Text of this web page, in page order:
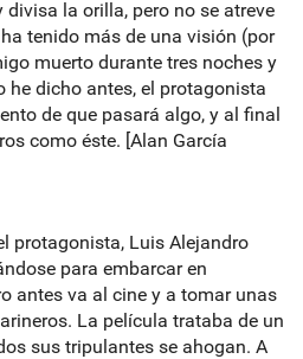
la orilla, pero no se atreve
tenido más de una visión (por
muerto durante tres noches y
he dicho antes, el protagonista
de que pasará algo, y al final
como éste. [Alan García
protagonista, Luis Alejandro
para embarcar en
antes va al cine y a tomar unas
La película trataba de un
sus tripulantes se ahogan. A